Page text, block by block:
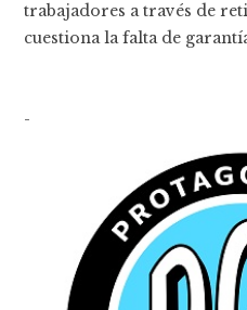
trabajadores a través de
cuestiona la falta de
-